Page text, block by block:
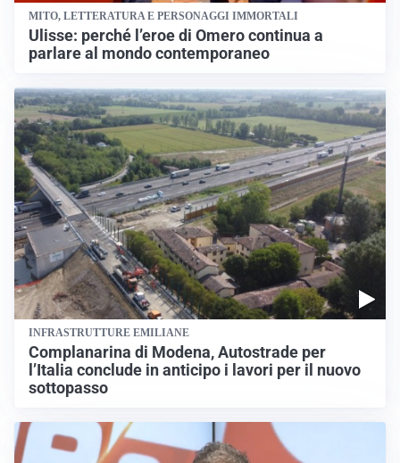
MITO, LETTERATURA E PERSONAGGI IMMORTALI
Ulisse: perché l’eroe di Omero continua a
parlare al mondo contemporaneo
INFRASTRUTTURE EMILIANE
Complanarina di Modena, Autostrade per
l’Italia conclude in anticipo i lavori per il nuovo
sottopasso